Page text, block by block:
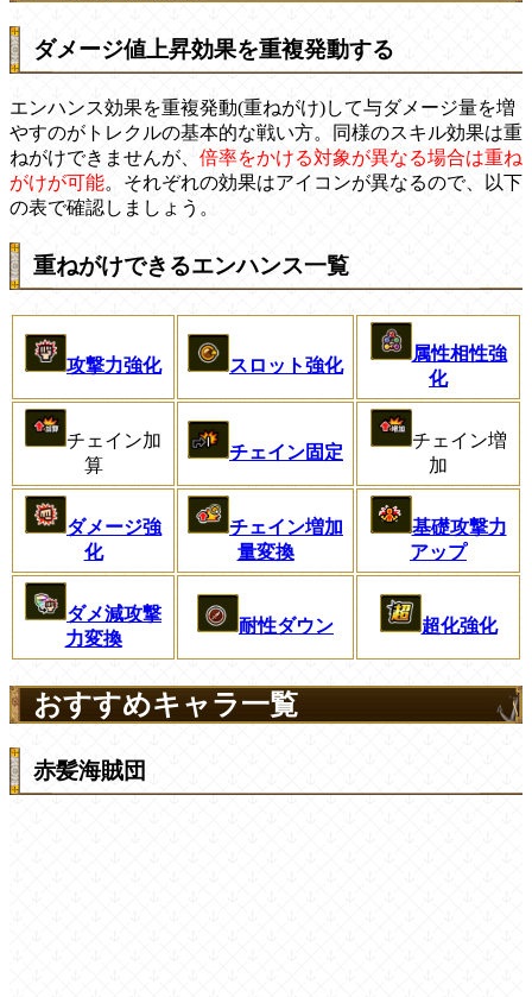
ダメージ値上昇効果を重複発動する
エンハンス効果を重複発動(重ねがけ)して与ダメージ量を増
やすのがトレクルの基本的な戦い方。同様のスキル効果は重
ねがけできませんが、 倍率をかける対象が異なる場合は重ね
がけが可能。それぞれの効果はアイコンが異なるので、以下
の表で確認しましょう。
重ねがけできるエンハンス一覧
攻撃力強化 スロット強化
属性相性強
化
チェイン加
算
チェイン固定
チェイン増
加
ダメージ強
化
チェイン増加
量変換
基礎攻撃力
アップ
ダメ減攻撃
力変換
耐性ダウン 超化強化
おすすめキャラ一覧
赤髪海賊団